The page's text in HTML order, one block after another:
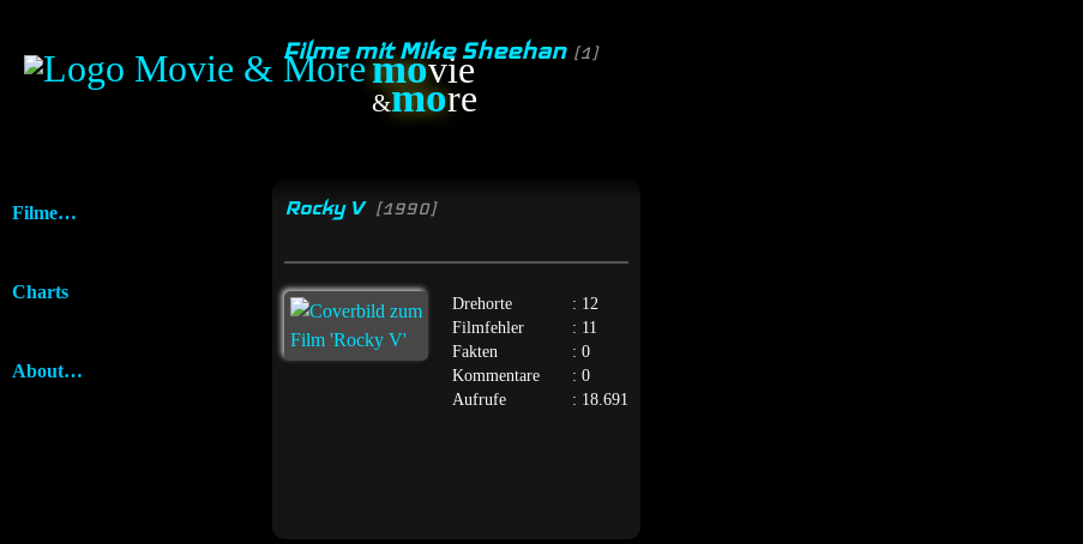
movie
&more
Filme mit Mike Sheehan (1)
Filme…
Charts
About…
Rocky V [1990]
Drehorte
: 12
Filmfehler
: 11
Fakten
: 0
Kommentare
: 0
Aufrufe
: 18.691